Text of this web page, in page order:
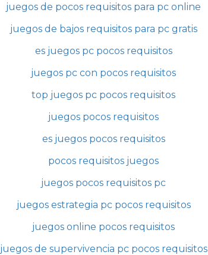
juegos de pocos requisitos para pc online
juegos de bajos requisitos para pc gratis
es juegos pc pocos requisitos
juegos pc con pocos requisitos
top juegos pc pocos requisitos
juegos pocos requisitos
es juegos pocos requisitos
pocos requisitos juegos
juegos pocos requisitos pc
juegos estrategia pc pocos requisitos
juegos online pocos requisitos
juegos de supervivencia pc pocos requisitos